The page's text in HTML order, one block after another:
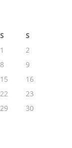
S
S
1
2
8
9
15
16
22
23
29
30